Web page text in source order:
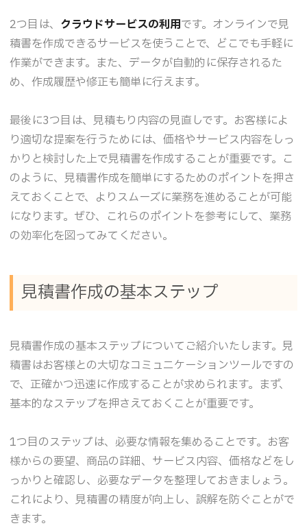
2つ目は、 クラウドサービスの利用です。オンラインで見
積書を作成できるサービスを使うことで、どこでも手軽に
作業ができます。また、データが自動的に保存されるた
め、作成履歴や修正も簡単に行えます。
最後に3つ目は、見積もり内容の見直しです。お客様によ
り適切な提案を行うためには、価格やサービス内容をしっ
かりと検討した上で見積書を作成することが重要です。こ
のように、見積書作成を簡単にするためのポイントを押さ
えておくことで、よりスムーズに業務を進めることが可能
になります。ぜひ、これらのポイントを参考にして、業務
の効率化を図ってみてください。
見積書作成の基本ステップ
見積書作成の基本ステップについてご紹介いたします。見
積書はお客様との大切なコミュニケーションツールですの
で、正確かつ迅速に作成することが求められます。まず、
基本的なステップを押さえておくことが重要です。
1つ目のステップは、必要な情報を集めることです。お客
様からの要望、商品の詳細、サービス内容、価格などをし
っかりと確認し、必要なデータを整理しておきましょう。
これにより、見積書の精度が向上し、誤解を防ぐことがで
きます。